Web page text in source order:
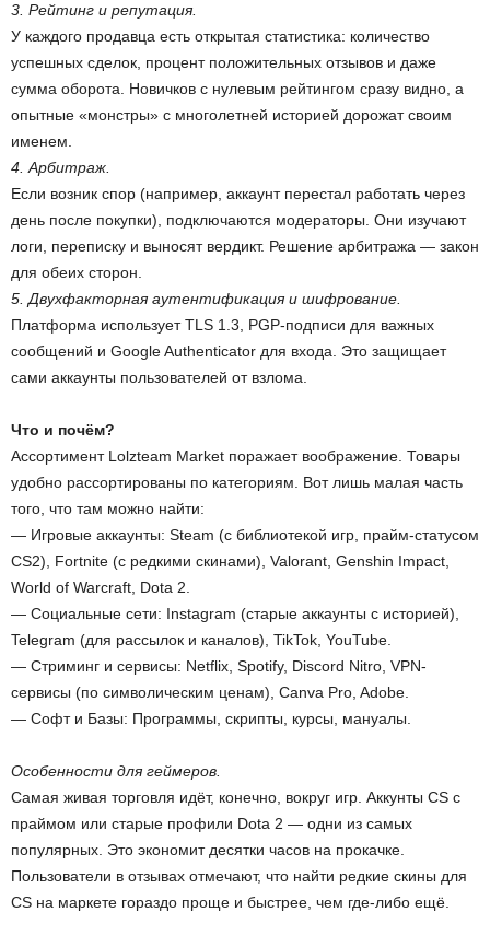
3. Рейтинг и репутация.
У каждого продавца есть открытая статистика: количество
успешных сделок, процент положительных отзывов и даже
сумма оборота. Новичков с нулевым рейтингом сразу видно, а
опытные «монстры» с многолетней историей дорожат своим
именем.
4. Арбитраж.
Если возник спор (например, аккаунт перестал работать через
день после покупки), подключаются модераторы. Они изучают
логи, переписку и выносят вердикт. Решение арбитража — закон
для обеих сторон.
5. Двухфакторная аутентификация и шифрование.
Платформа использует TLS 1.3, PGP-подписи для важных
сообщений и Google Authenticator для входа. Это защищает
сами аккаунты пользователей от взлома.
Что и почём?
Ассортимент Lolzteam Market поражает воображение. Товары
удобно рассортированы по категориям. Вот лишь малая часть
того, что там можно найти:
— Игровые аккаунты: Steam (с библиотекой игр, прайм-статусом
CS2), Fortnite (с редкими скинами), Valorant, Genshin Impact,
World of Warcraft, Dota 2.
— Социальные сети: Instagram (старые аккаунты с историей),
Telegram (для рассылок и каналов), TikTok, YouTube.
— Стриминг и сервисы: Netflix, Spotify, Discord Nitro, VPN-
сервисы (по символическим ценам), Canva Pro, Adobe.
— Софт и Базы: Программы, скрипты, курсы, мануалы.
Особенности для геймеров.
Самая живая торговля идёт, конечно, вокруг игр. Аккунты CS с
праймом или старые профили Dota 2 — одни из самых
популярных. Это экономит десятки часов на прокачке.
Пользователи в отзывах отмечают, что найти редкие скины для
CS на маркете гораздо проще и быстрее, чем где-либо ещё.